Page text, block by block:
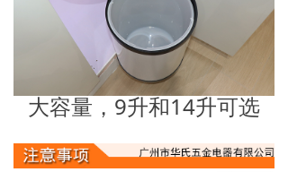
大容量，9升和14升可选